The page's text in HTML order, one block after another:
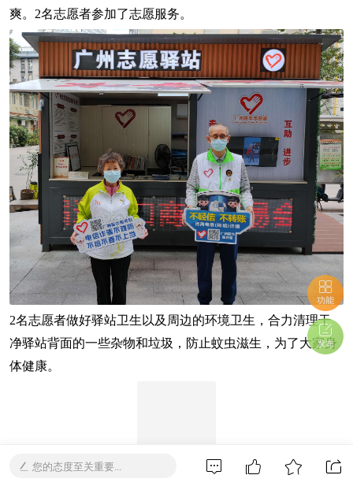
爽。2名志愿者参加了志愿服务。
2名志愿者做好驿站卫生以及周边的环境卫生，合力清理干
净驿站背面的一些杂物和垃圾，防止蚊虫滋生，为了大家身
体健康。
您的态度至关重要...
功能
发布